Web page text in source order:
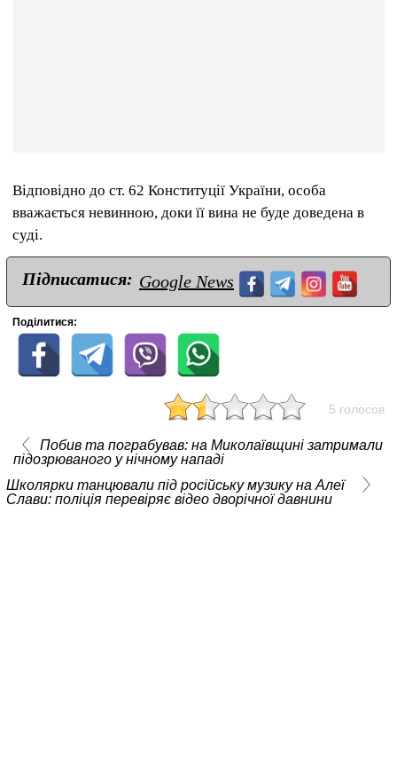
Відповідно до ст. 62 Конституції України, особа
вважається невинною, доки її вина не буде доведена в
суді.
Підписатися: Google News
Поділитися:
5 голосов
Побив та пограбував: на Миколаївщині затримали
підозрюваного у нічному нападі
Школярки танцювали під російську музику на Алеї
Слави: поліція перевіряє відео дворічної давнини